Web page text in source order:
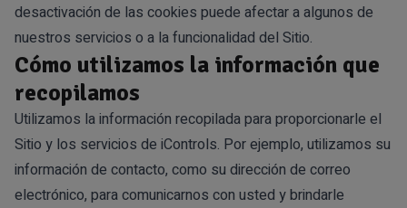
desactivación de las cookies puede afectar a algunos de
nuestros servicios o a la funcionalidad del Sitio.
Cómo utilizamos la información que
recopilamos
Utilizamos la información recopilada para proporcionarle el
Sitio y los servicios de iControls. Por ejemplo, utilizamos su
información de contacto, como su dirección de correo
electrónico, para comunicarnos con usted y brindarle